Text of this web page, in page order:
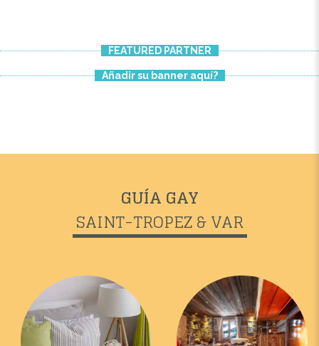
FEATURED PARTNER
Añadir su banner aquí?
GUÍA GAY
SAINT-TROPEZ & VAR